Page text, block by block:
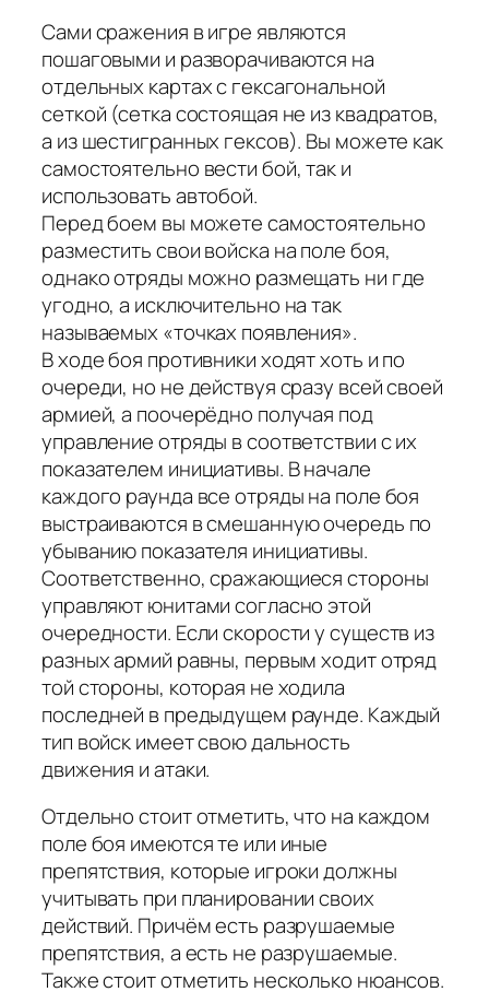
Сами сражения в игре являются
пошаговыми и разворачиваются на
отдельных картах с гексагональной
сеткой (сетка состоящая не из квадратов,
а из шестигранных гексов). Вы можете как
самостоятельно вести бой, так и
использовать автобой.
Перед боем вы можете самостоятельно
разместить свои войска на поле боя,
однако отряды можно размещать ни где
угодно, а исключительно на так
называемых «точках появления».
В ходе боя противники ходят хоть и по
очереди, но не действуя сразу всей своей
армией, а поочерёдно получая под
управление отряды в соответствии с их
показателем инициативы. В начале
каждого раунда все отряды на поле боя
выстраиваются в смешанную очередь по
убыванию показателя инициативы.
Соответственно, сражающиеся стороны
управляют юнитами согласно этой
очередности. Если скорости у существ из
разных армий равны, первым ходит отряд
той стороны, которая не ходила
последней в предыдущем раунде. Каждый
тип войск имеет свою дальность
движения и атаки.
Отдельно стоит отметить, что на каждом
поле боя имеются те или иные
препятствия, которые игроки должны
учитывать при планировании своих
действий. Причём есть разрушаемые
препятствия, а есть не разрушаемые.
Также стоит отметить несколько нюансов.